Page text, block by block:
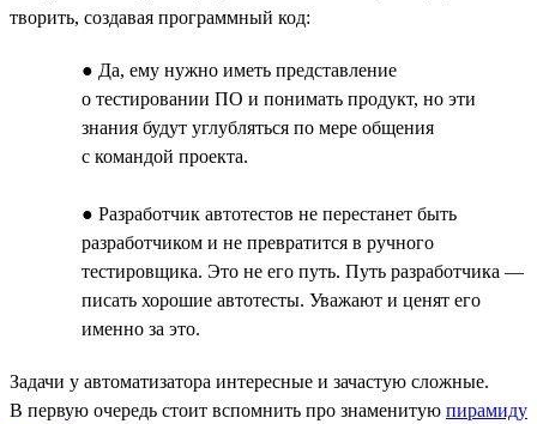
творить, создавая программный код:
● Да, ему нужно иметь представление
о тестировании ПО и понимать продукт, но эти
знания будут углубляться по мере общения
с командой проекта.
● Разработчик автотестов не перестанет быть
разработчиком и не превратится в ручного
тестировщика. Это не его путь. Путь разработчика —
писать хорошие автотесты. Уважают и ценят его
именно за это.
Задачи у автоматизатора интересные и зачастую сложные.
В первую очередь стоит вспомнить про знаменитую пирамиду